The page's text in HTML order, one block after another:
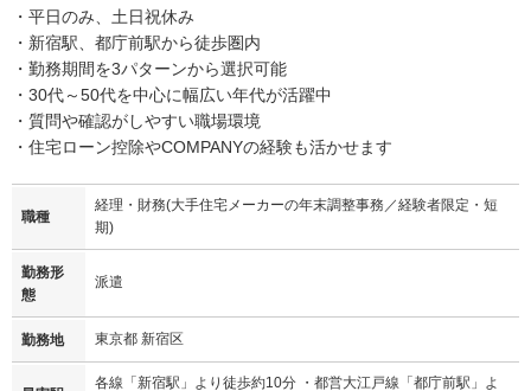
・平日のみ、土日祝休み
・新宿駅、都庁前駅から徒歩圏内
・勤務期間を3パターンから選択可能
・30代～50代を中心に幅広い年代が活躍中
・質問や確認がしやすい職場環境
・住宅ローン控除やCOMPANYの経験も活かせます
職種
経理・財務(大手住宅メーカーの年末調整事務／経験者限定・短
期)
勤務形
態
派遣
勤務地 東京都 新宿区
各線「新宿駅」より徒歩約10分 ・都営大江戸線「都庁前駅」よ